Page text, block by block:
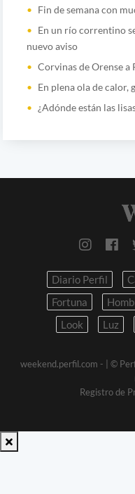
Fin de semana con
En un río correntino
nuevo aviso
Corvinas de Orense a
En plena ola de calor,
¿Adónde están las
Diario Perfil
Fortuna
Look
Luz
weekend.perfil.com -
| ©
Registro de